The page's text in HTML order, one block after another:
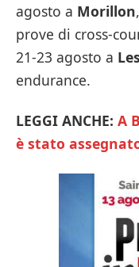
agosto a Morillon
prove di cross-
21-23 agosto a
endurance.
LEGGI ANCHE: A
è stato